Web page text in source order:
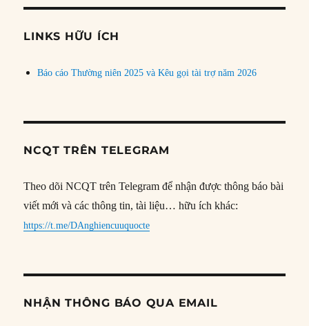
đề
LINKS HỮU ÍCH
Báo cáo Thường niên 2025 và Kêu gọi tài trợ năm 2026
NCQT TRÊN TELEGRAM
Theo dõi NCQT trên Telegram để nhận được thông báo bài
viết mới và các thông tin, tài liệu… hữu ích khác:
https://t.me/DAnghiencuuquocte
NHẬN THÔNG BÁO QUA EMAIL